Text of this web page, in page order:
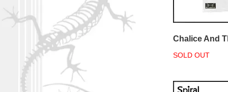
Chalice And
SOLD OUT